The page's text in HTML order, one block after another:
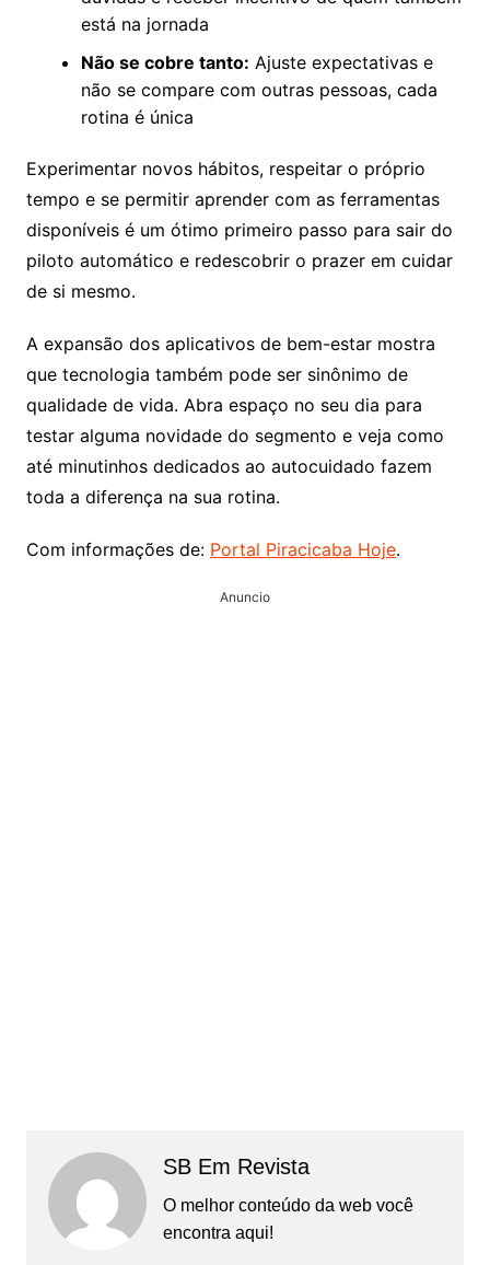
está na jornada
Não se cobre tanto: Ajuste expectativas e
não se compare com outras pessoas, cada
rotina é única
Experimentar novos hábitos, respeitar o próprio
tempo e se permitir aprender com as ferramentas
disponíveis é um ótimo primeiro passo para sair do
piloto automático e redescobrir o prazer em cuidar
de si mesmo.
A expansão dos aplicativos de bem-estar mostra
que tecnologia também pode ser sinônimo de
qualidade de vida. Abra espaço no seu dia para
testar alguma novidade do segmento e veja como
até minutinhos dedicados ao autocuidado fazem
toda a diferença na sua rotina.
Com informações de: Portal Piracicaba Hoje.
Anuncio
SB Em Revista
O melhor conteúdo da web você
encontra aqui!